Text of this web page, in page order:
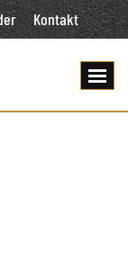
Kontakt